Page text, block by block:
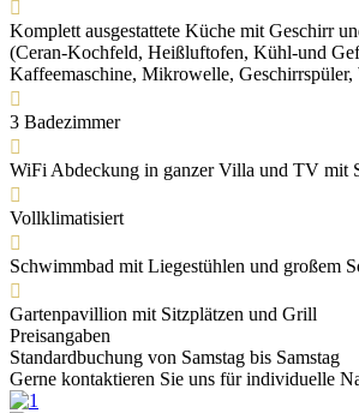

Komplett ausgestattete Küche mit Geschirr
(Ceran-Kochfeld, Heißluftofen, Kühl-und
Kaffeemaschine, Mikrowelle, Geschirrspüler,

3 Badezimmer

WiFi Abdeckung in ganzer Villa und TV mit

Vollklimatisiert

Schwimmbad mit Liegestühlen und großem

Gartenpavillion mit Sitzplätzen und Grill
Preisangaben
Standardbuchung von Samstag bis Samstag
Gerne kontaktieren Sie uns für individuelle